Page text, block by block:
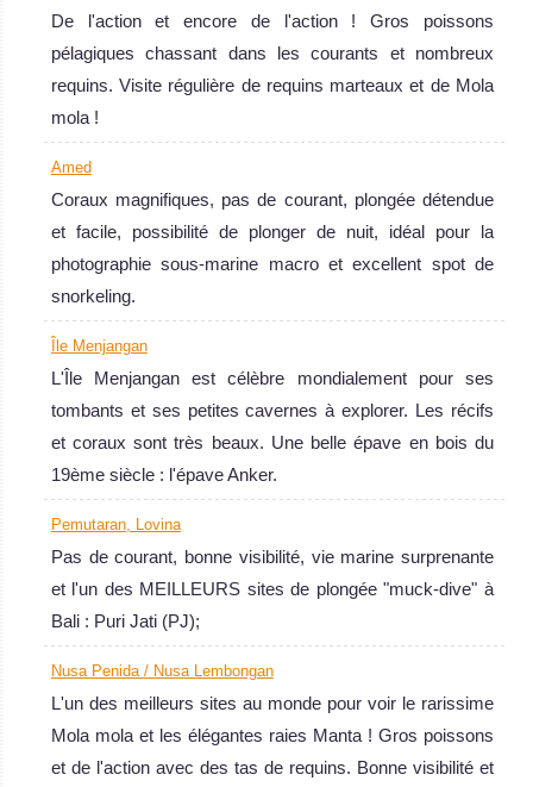
La plongée à
Bali est superbe
si vous voulez
poissons mais
plongée Macro.
Quelques
plongées sur
visibilité.
plongée
De l'action et encore de l'action ! Gros poissons
pélagiques chassant dans les courants et nombreux
requins. Visite régulière de requins marteaux et de Mola
mola !
Amed
Coraux magnifiques, pas de courant, plongée détendue
et facile, possibilité de plonger de nuit, idéal pour la
photographie sous-marine macro et excellent spot de
snorkeling.
Île Menjangan
L'Île Menjangan est célèbre mondialement pour ses
tombants et ses petites cavernes à explorer. Les récifs
et coraux sont très beaux. Une belle épave en bois du
19ème siècle : l'épave Anker.
Pemutaran, Lovina
Pas de courant, bonne visibilité, vie marine surprenante
et l'un des MEILLEURS sites de plongée "muck-dive" à
Bali : Puri Jati (PJ);
Nusa Penida / Nusa Lembongan
L'un des meilleurs sites au monde pour voir le rarissime
Mola mola et les élégantes raies Manta ! Gros poissons
et de l'action avec des tas de requins. Bonne visibilité et